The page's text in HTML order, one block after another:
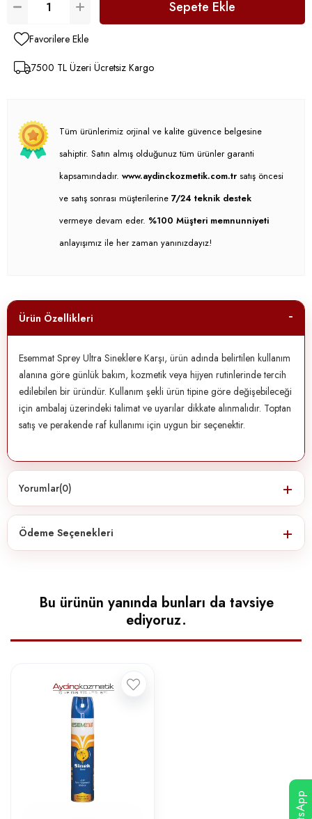
Favorilere Ekle
7500 TL Üzeri Ücretsiz Kargo
Tüm ürünlerimiz orjinal ve kalite güvence belgesine
sahiptir. Satın almış olduğunuz tüm ürünler garanti
kapsamındadır. www.aydinckozmetik.com.tr satış öncesi
ve satış sonrası müşterilerine 7/24 teknik destek
vermeye devam eder. %100 Müşteri memnunniyeti
anlayışımız ile her zaman yanınızdayız!
Ürün Özellikleri
Esemmat Sprey Ultra Sineklere Karşı, ürün adında belirtilen kullanım
alanına göre günlük bakım, kozmetik veya hijyen rutinlerinde tercih
edilebilen bir üründür. Kullanım şekli ürün tipine göre değişebileceği
için ambalaj üzerindeki talimat ve uyarılar dikkate alınmalıdır. Toptan
satış ve perakende raf kullanımı için uygun bir seçenektir.
Yorumlar(0)
Ödeme Seçenekleri
Bu ürünün yanında bunları da tavsiye
ediyoruz.